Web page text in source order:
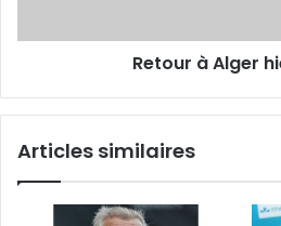
Retour à Alger
Articles similaires